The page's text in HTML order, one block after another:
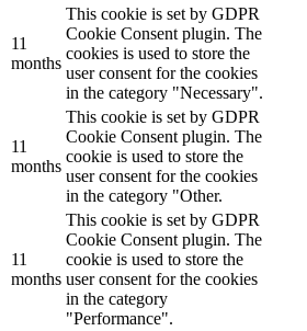
11
months
This cookie is set by GDPR
Cookie Consent plugin. The
cookies is used to store the
user consent for the cookies
in the category "Necessary".
11
months
This cookie is set by GDPR
Cookie Consent plugin. The
cookie is used to store the
user consent for the cookies
in the category "Other.
11
months
This cookie is set by GDPR
Cookie Consent plugin. The
cookie is used to store the
user consent for the cookies
in the category
"Performance".